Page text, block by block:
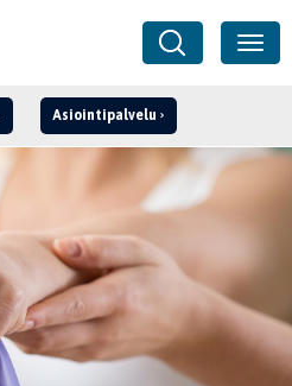
Asiointipalvelu
Kirjaudu ›